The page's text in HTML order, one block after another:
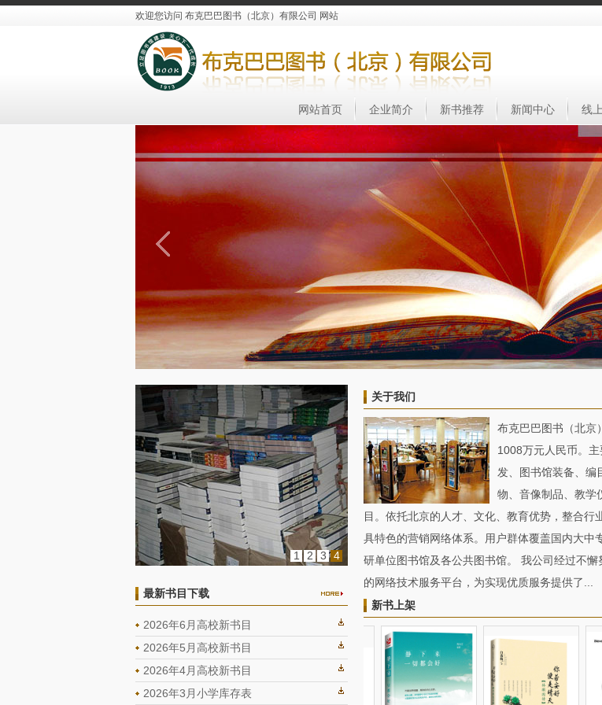
欢迎您访问 布克巴巴图书（北京）有限公司 网站
网站首页 企业简介 新书推荐 新闻中心 线
1 2 3 4
最新书目下载
2026年6月高校新书目
2026年5月高校新书目
2026年4月高校新书目
2026年3月小学库存表
关于我们
布克巴巴图书（北京
1008万元人民币。
发、图书馆装备、编
物、音像制品、教学
目。依托北京的人才、文化、教育优势，整合行
具特色的营销网络体系。用户群体覆盖国内大中
研单位图书馆及各公共图书馆。 我公司经过不
的网络技术服务平台，为实现优质服务提供了...
新书上架